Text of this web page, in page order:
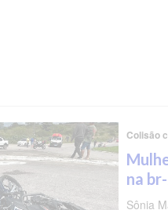
Colisão
na
Sônia